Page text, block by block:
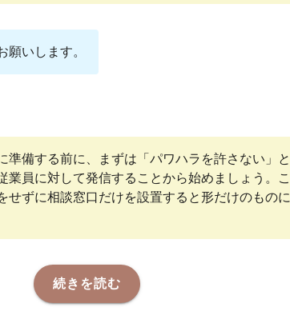
願いします。
準備する前に、まずは「パワハラを許さない」と
業員に対して発信することから始めましょう。こ
せずに相談窓口だけを設置すると形だけのものに
続きを読む